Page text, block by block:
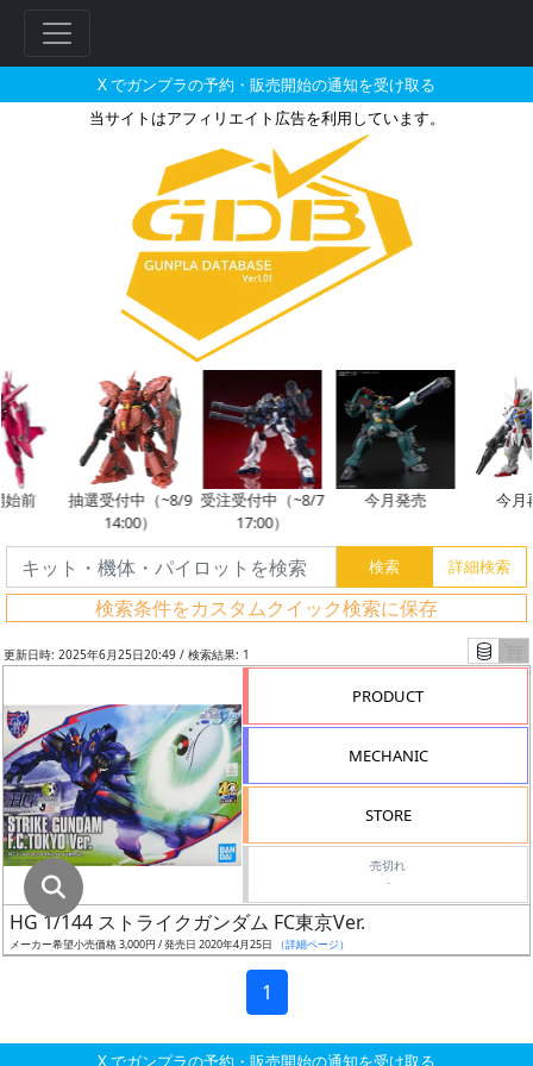
X でガンプラの予約・販売開始の通知を受け取る
当サイトはアフィリエイト広告を利用しています。
HG 1/144 ストライクガンダム
前
抽選受付中（~8/9
14:00）
受注受付中（~8/7
17:00）
今月発売 今月
検索条件をカスタムクイック検索に保存
ド
検
索
グ
レ
ス
ケ
ー
ル
成
形
更新日時: 2025年6月25日20:49 / 検索結果: 1
PRODUCT
MECHANIC
STORE
売切れ
-
HG 1/144 ストライクガンダム FC東京Ver.
メーカー希望小売価格 3,000円 / 発売日 2020年4月25日 （詳細ページ）
1
X でガンプラの予約・販売開始の通知を受け取る